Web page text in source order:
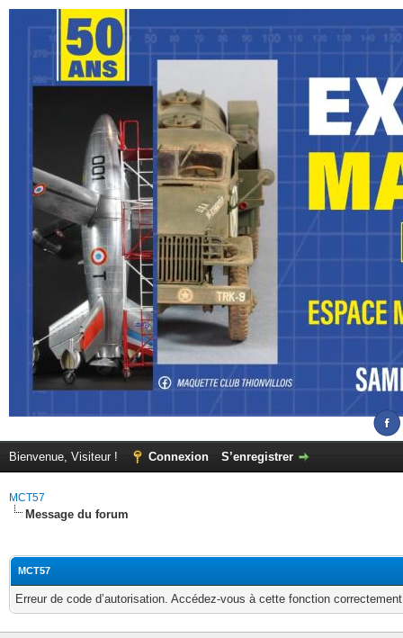
Bienvenue, Visiteur ! Connexion S’enregistrer
MCT57
Message du forum
MCT57
Erreur de code d’autorisation. Accédez-vous à cette fonction